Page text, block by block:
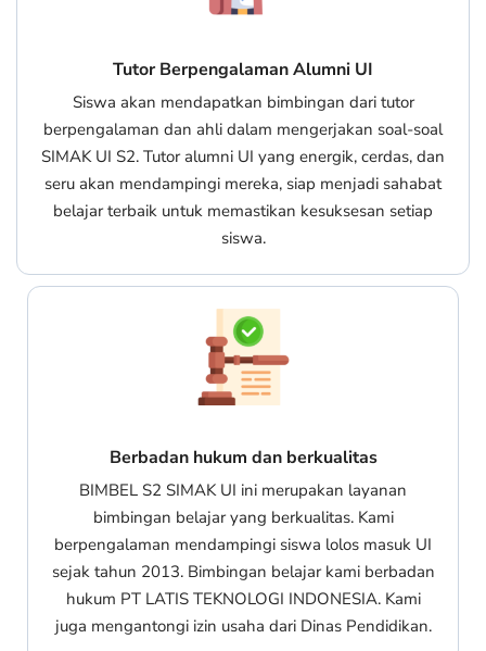
Tutor Berpengalaman Alumni UI
Siswa akan mendapatkan bimbingan dari tutor
berpengalaman dan ahli dalam mengerjakan soal-soal
SIMAK UI S2. Tutor alumni UI yang energik, cerdas, dan
seru akan mendampingi mereka, siap menjadi sahabat
belajar terbaik untuk memastikan kesuksesan setiap
siswa.
Berbadan hukum dan berkualitas
BIMBEL S2 SIMAK UI ini merupakan layanan
bimbingan belajar yang berkualitas. Kami
berpengalaman mendampingi siswa lolos masuk UI
sejak tahun 2013. Bimbingan belajar kami berbadan
hukum PT LATIS TEKNOLOGI INDONESIA. Kami
juga mengantongi izin usaha dari Dinas Pendidikan.